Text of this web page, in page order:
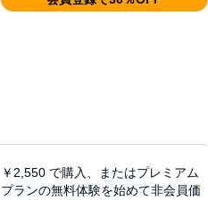
￥2,550 で購入、またはプレミアム
プランの無料体験を始めて非会員価